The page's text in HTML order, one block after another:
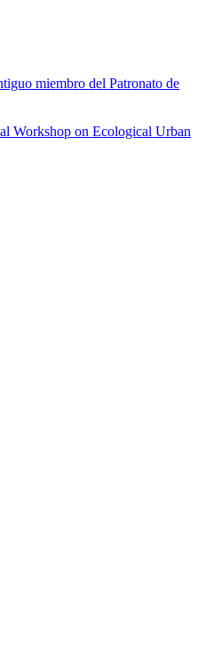
miembro del Patronato de
Workshop on Ecological Urban